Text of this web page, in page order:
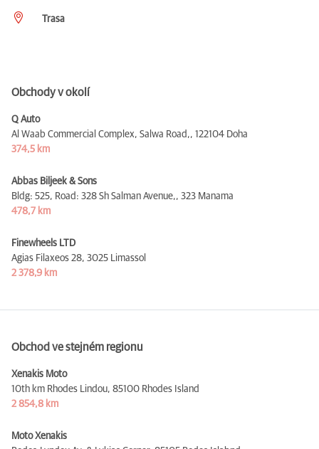
Trasa
Obchody v okolí
Q Auto
Al Waab Commercial Complex, Salwa Road,, 122104 Doha
374,5 km
Abbas Biljeek & Sons
Bldg: 525, Road: 328 Sh Salman Avenue,, 323 Manama
478,7 km
Finewheels LTD
Agias Filaxeos 28, 3025 Limassol
2 378,9 km
Obchod ve stejném regionu
Xenakis Moto
10th km Rhodes Lindou, 85100 Rhodes Island
2 854,8 km
Moto Xenakis